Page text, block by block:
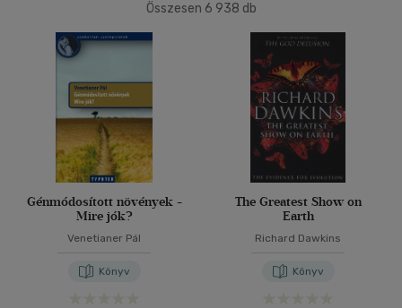
Könyv(70)
E-könyv(147)
Akció
Csak akciós(2)
Ár szerint
500 Ft alatt
Összesen 6 938 db
Génmódosított növények -
Mire jók?
Venetianer Pál
Könyv
The Greatest Show on
Earth
Richard Dawkins
Könyv